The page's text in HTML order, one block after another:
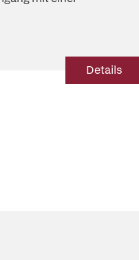
Details